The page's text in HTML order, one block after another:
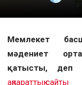
Мемлекет
мәдениет
қатысты, деп
ақпараттық сайты